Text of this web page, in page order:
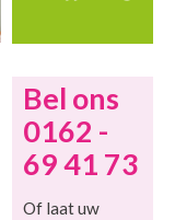
Bel ons
0162 -
69 41 73
Of laat uw